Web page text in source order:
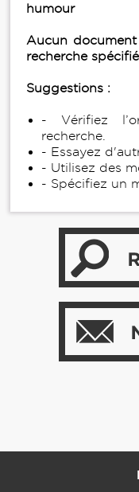
humour
Aucun
recherche
Suggestions :
- Vérifiez
recherche.
- Essayez
- Utilisez des
- Spécifiez un